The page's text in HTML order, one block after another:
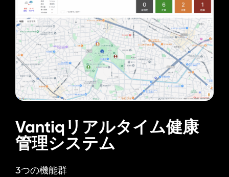
Vantiqリアルタイム健康
管理システム
3つの機能群